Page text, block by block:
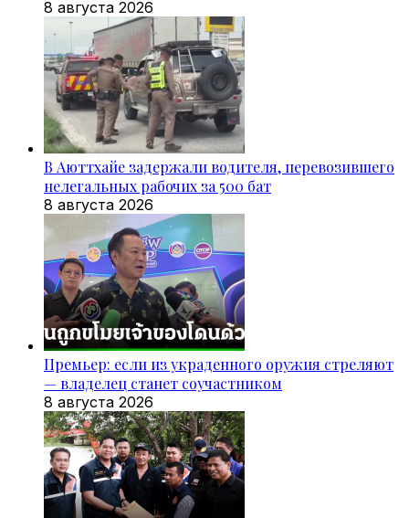
8 августа 2026
В Аюттхайе задержали водителя, перевозившего
нелегальных рабочих за 500 бат
8 августа 2026
Премьер: если из украденного оружия стреляют
— владелец станет соучастником
8 августа 2026